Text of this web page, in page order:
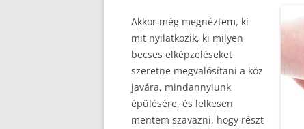
Akkor még megnéztem, ki
mit nyilatkozik, ki milyen
becses elképzeléseket
szeretne megvalósítani a köz
javára, mindannyiunk
épülésére, és lelkesen
mentem szavazni, hogy részt